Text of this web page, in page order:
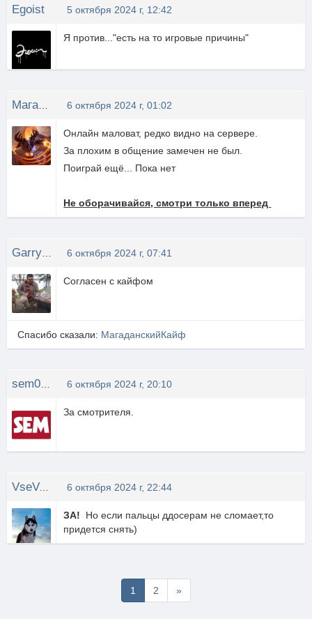
Egoist 5 октября 2024 г, 12:42
Я против..."есть на то игровые причины"
6 октября 2024 г, 01:02
Онлайн маловат, редко видно на сервере.
За плохим в общение замечен не был.
Поиграй ещё... Пока нет
Не оборачивайся, смотри только вперед
6 октября 2024 г, 07:41
Согласен с кайфом
Спасибо сказали: МагаданскийКайф
6 октября 2024 г, 20:10
За смотрителя.
VseVozmozhno 6 октября 2024 г, 22:44
ЗА! Но если пальцы ддосерам не сломает,то
придется снять)
1 2 »Последняя